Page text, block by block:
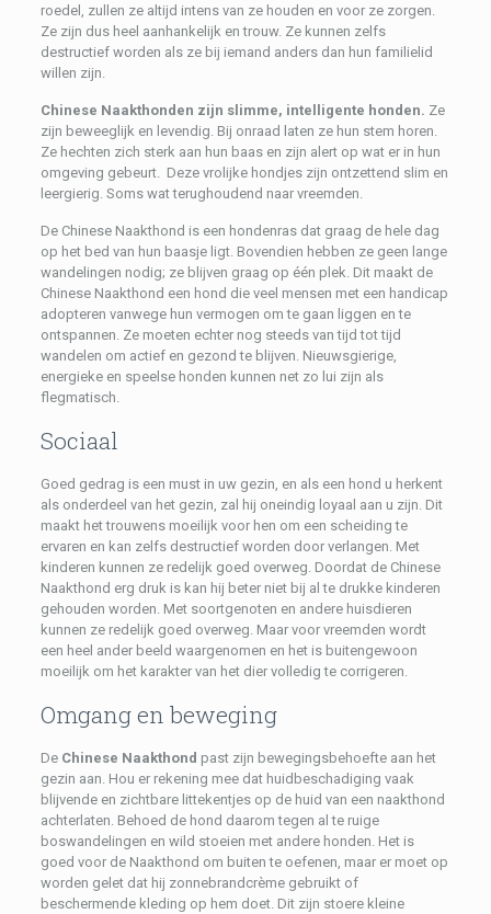
roedel, zullen ze altijd intens van ze houden en voor ze zorgen.
Ze zijn dus heel aanhankelijk en trouw. Ze kunnen zelfs
destructief worden als ze bij iemand anders dan hun familielid
willen zijn.
Chinese Naakthonden zijn slimme, intelligente honden. Ze
zijn beweeglijk en levendig. Bij onraad laten ze hun stem horen.
Ze hechten zich sterk aan hun baas en zijn alert op wat er in hun
omgeving gebeurt. Deze vrolijke hondjes zijn ontzettend slim en
leergierig. Soms wat terughoudend naar vreemden.
De Chinese Naakthond is een hondenras dat graag de hele dag
op het bed van hun baasje ligt. Bovendien hebben ze geen lange
wandelingen nodig; ze blijven graag op één plek. Dit maakt de
Chinese Naakthond een hond die veel mensen met een handicap
adopteren vanwege hun vermogen om te gaan liggen en te
ontspannen. Ze moeten echter nog steeds van tijd tot tijd
wandelen om actief en gezond te blijven. Nieuwsgierige,
energieke en speelse honden kunnen net zo lui zijn als
flegmatisch.
Sociaal
Goed gedrag is een must in uw gezin, en als een hond u herkent
als onderdeel van het gezin, zal hij oneindig loyaal aan u zijn. Dit
maakt het trouwens moeilijk voor hen om een scheiding te
ervaren en kan zelfs destructief worden door verlangen. Met
kinderen kunnen ze redelijk goed overweg. Doordat de Chinese
Naakthond erg druk is kan hij beter niet bij al te drukke kinderen
gehouden worden. Met soortgenoten en andere huisdieren
kunnen ze redelijk goed overweg. Maar voor vreemden wordt
een heel ander beeld waargenomen en het is buitengewoon
moeilijk om het karakter van het dier volledig te corrigeren.
Omgang en beweging
De Chinese Naakthond past zijn bewegingsbehoefte aan het
gezin aan. Hou er rekening mee dat huidbeschadiging vaak
blijvende en zichtbare littekentjes op de huid van een naakthond
achterlaten. Behoed de hond daarom tegen al te ruige
boswandelingen en wild stoeien met andere honden. Het is
goed voor de Naakthond om buiten te oefenen, maar er moet op
worden gelet dat hij zonnebrandcrème gebruikt of
beschermende kleding op hem doet. Dit zijn stoere kleine